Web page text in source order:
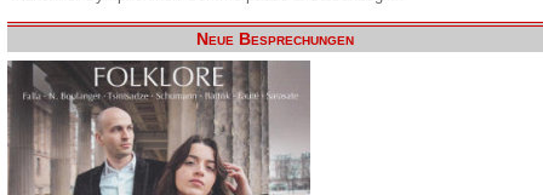
Neue Besprechungen